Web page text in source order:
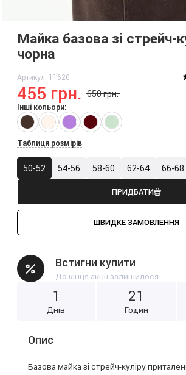
Майка базова зі стрейч-
чорна
Артикул: 11620
455 грн. 650 грн.
ПРИДБАТИ
ШВИДКЕ ЗАМОВЛЕННЯ
Встигни купити
До кінця акції залишилося
1
Днів
21
Годин
Інші кольори:
Таблиця розмірів
50-52 54-56 58-60 62-64 66-68
Опис
Базова майка зі стрейч-куліру